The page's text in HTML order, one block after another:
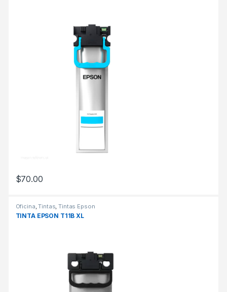
$70.00
Oficina ,Tintas ,Tintas Epson
TINTA EPSON T11B XL